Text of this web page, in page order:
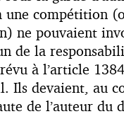
une compétition
ne pouvaient
de la
à l’article
Ils devaient, au
de l’auteur du